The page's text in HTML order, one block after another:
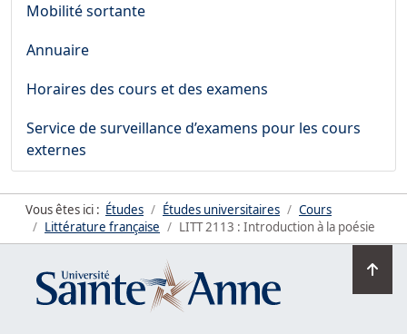
Mobilité sortante
Annuaire
Horaires des cours et des examens
Service de surveillance d’examens pour les cours
externes
Vous êtes ici : Études Études universitaires
Cours
Littérature française
LITT 2113 : Introduction à la poésie
en